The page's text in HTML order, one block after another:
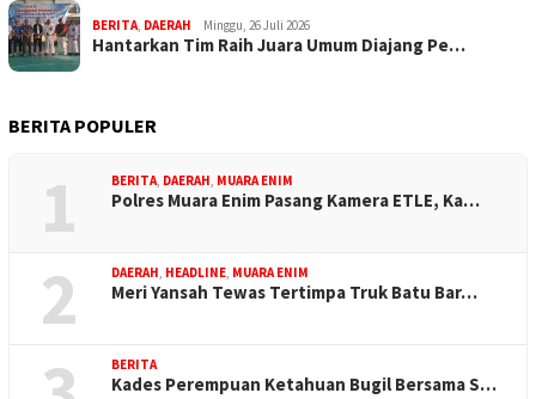
BERITA, DAERAH Minggu, 26 Juli 2026
Hantarkan Tim Raih Juara Umum Diajang Pe…
BERITA POPULER
1 BERITA, DAERAH, MUARA ENIM
Polres Muara Enim Pasang Kamera ETLE, Ka…
2 DAERAH, HEADLINE, MUARA ENIM
Meri Yansah Tewas Tertimpa Truk Batu Bar…
BERITA
Kades Perempuan Ketahuan Bugil Bersama S…